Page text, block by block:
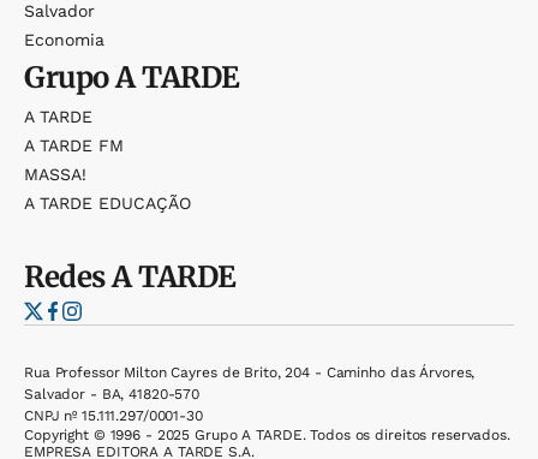
Salvador
Economia
GrupoA TARDE
A TARDE
A TARDE FM
MASSA!
A TARDE EDUCAÇÃO
RedesA TARDE
Rua Professor Milton Cayres de Brito, 204 - Caminho das Árvores,
Salvador - BA, 41820-570
CNPJ nº 15.111.297/0001-30
Copyright © 1996 - 2025 Grupo A TARDE. Todos os direitos reservados.
EMPRESA EDITORA A TARDE S.A.